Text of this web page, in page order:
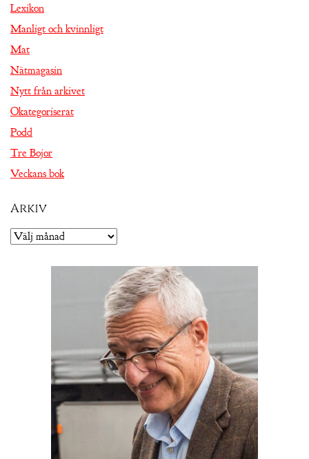
Lexikon
Manligt och kvinnligt
Mat
Nätmagasin
Nytt från arkivet
Okategoriserat
Podd
Tre Bojor
Veckans bok
Arkiv
Arkiv